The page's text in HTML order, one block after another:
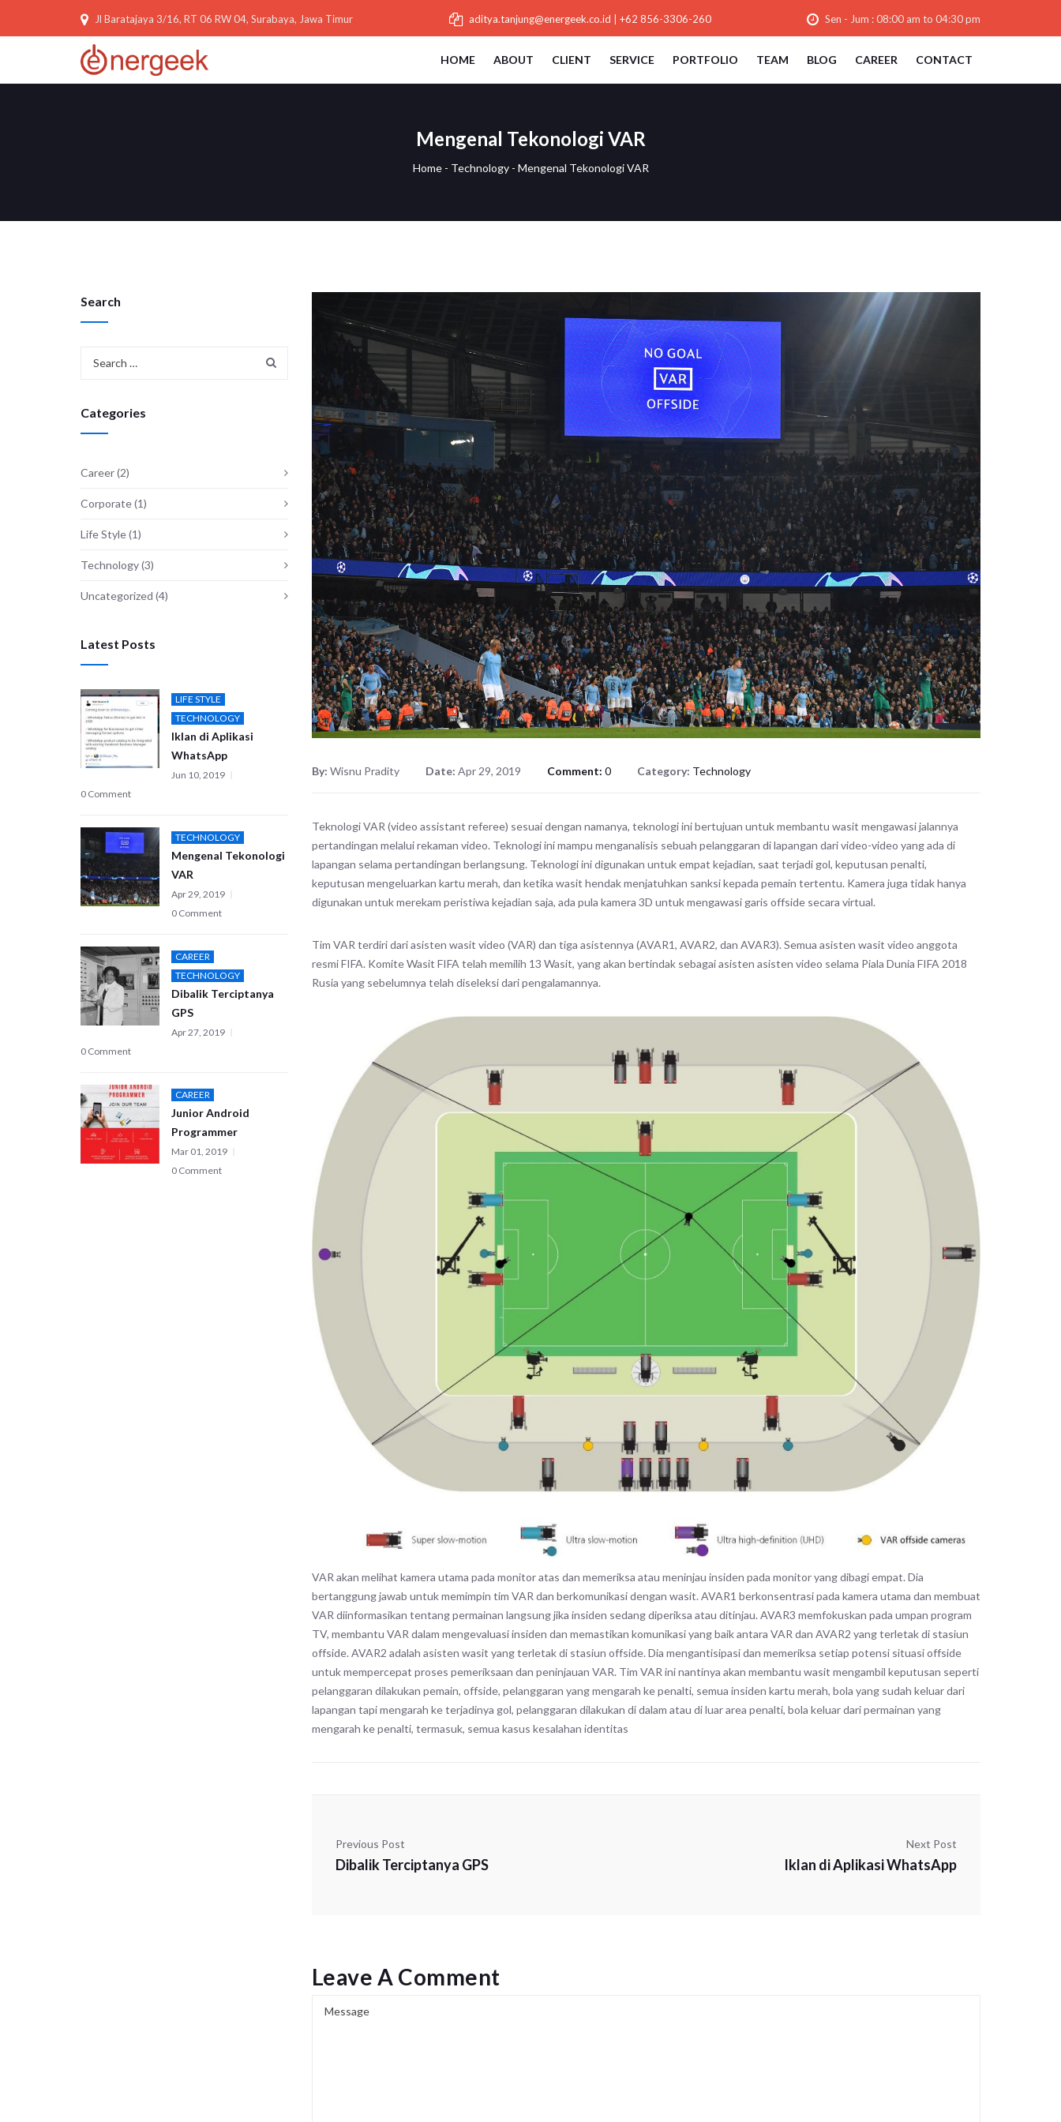
Jl Baratajaya 3/16, RT 06 RW 04, Surabaya, Jawa Timur aditya.tanjung@energeek.co.id +62 856-3306-260 Sen - Jum : 08:00 am to 04:30 pm
HOME ABOUT CLIENT SERVICE PORTFOLIO TEAM BLOG CAREER CONTACT
Mengenal Tekonologi VAR
Home- Technology- Mengenal Tekonologi VAR
Search
Categories
Career(2)
Corporate(1)
Life Style(1)
Technology(3)
Uncategorized (4)
Latest Posts
LIFE STYLE
TECHNOLOGY
Iklan di Aplikasi
WhatsApp
Jun 10, 2019
0 Comment
TECHNOLOGY
Mengenal Tekonologi
VAR
Apr 29, 2019
0 Comment
CAREER
TECHNOLOGY
Dibalik Terciptanya
GPS
Apr 27, 2019
0 Comment
CAREER
Junior Android
Programmer
Mar 01, 2019
0 Comment
By: Wisnu Pradity Date: Apr 29, 2019 Comment: 0 Category: Technology
Teknologi VAR (video assistant referee) sesuai dengan namanya, teknologi ini bertujuan untuk membantu wasit mengawasi jalannya
pertandingan melalui rekaman video. Teknologi ini mampu menganalisis sebuah pelanggaran di lapangan dari video-video yang ada di
lapangan selama pertandingan berlangsung. Teknologi ini digunakan untuk empat kejadian, saat terjadi gol, keputusan penalti,
keputusan mengeluarkan kartu merah, dan ketika wasit hendak menjatuhkan sanksi kepada pemain tertentu. Kamera juga tidak hanya
digunakan untuk merekam peristiwa kejadian saja, ada pula kamera 3D untuk mengawasi garis offside secara virtual.
Tim VAR terdiri dari asisten wasit video (VAR) dan tiga asistennya (AVAR1, AVAR2, dan AVAR3). Semua asisten wasit video anggota
resmi FIFA. Komite Wasit FIFA telah memilih 13 Wasit, yang akan bertindak sebagai asisten asisten video selama Piala Dunia FIFA 2018
Rusia yang sebelumnya telah diseleksi dari pengalamannya.
VAR akan melihat kamera utama pada monitor atas dan memeriksa atau meninjau insiden pada monitor yang dibagi empat. Dia
bertanggung jawab untuk memimpin tim VAR dan berkomunikasi dengan wasit. AVAR1 berkonsentrasi pada kamera utama dan membuat
VAR diinformasikan tentang permainan langsung jika insiden sedang diperiksa atau ditinjau. AVAR3 memfokuskan pada umpan program
TV, membantu VAR dalam mengevaluasi insiden dan memastikan komunikasi yang baik antara VAR dan AVAR2 yang terletak di stasiun
offside. AVAR2 adalah asisten wasit yang terletak di stasiun offside. Dia mengantisipasi dan memeriksa setiap potensi situasi offside
untuk mempercepat proses pemeriksaan dan peninjauan VAR. Tim VAR ini nantinya akan membantu wasit mengambil keputusan seperti
pelanggaran dilakukan pemain, offside, pelanggaran yang mengarah ke penalti, semua insiden kartu merah, bola yang sudah keluar dari
lapangan tapi mengarah ke terjadinya gol, pelanggaran dilakukan di dalam atau di luar area penalti, bola keluar dari permainan yang
mengarah ke penalti, termasuk, semua kasus kesalahan identitas
Previous Post
Dibalik Terciptanya GPS
Next Post
Iklan di Aplikasi WhatsApp
Leave A Comment